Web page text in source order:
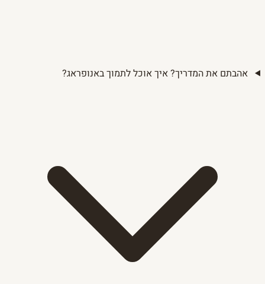
אהבתם את המדריך? איך אוכל לתמוך באנופראג?